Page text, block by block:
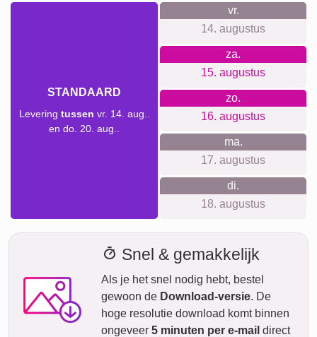
STANDAARD
Levering tussen vr. 14. aug..
en do. 20. aug..
vr.
14. augustus
za.
15. augustus
zo.
16. augustus
ma.
17. augustus
di.
18. augustus
Snel & gemakkelijk
Als je het snel nodig hebt, bestel
gewoon de Download-versie. De
hoge resolutie download komt binnen
ongeveer 5 minuten per e-mail direct